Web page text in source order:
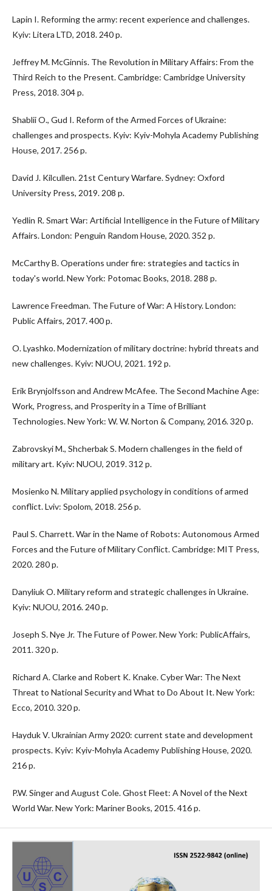
Lapin I. Reforming the army: recent experience and challenges.
Kyiv: Litera LTD, 2018. 240 p.
Jeffrey M. McGinnis. The Revolution in Military Affairs: From the
Third Reich to the Present. Cambridge: Cambridge University
Press, 2018. 304 p.
Shablii O., Gud I. Reform of the Armed Forces of Ukraine:
challenges and prospects. Kyiv: Kyiv-Mohyla Academy Publishing
House, 2017. 256 p.
David J. Kilcullen. 21st Century Warfare. Sydney: Oxford
University Press, 2019. 208 p.
Yedlin R. Smart War: Artificial Intelligence in the Future of Military
Affairs. London: Penguin Random House, 2020. 352 p.
McCarthy B. Operations under fire: strategies and tactics in
today's world. New York: Potomac Books, 2018. 288 p.
Lawrence Freedman. The Future of War: A History. London:
Public Affairs, 2017. 400 p.
O. Lyashko. Modernization of military doctrine: hybrid threats and
new challenges. Kyiv: NUOU, 2021. 192 p.
Erik Brynjolfsson and Andrew McAfee. The Second Machine Age:
Work, Progress, and Prosperity in a Time of Brilliant
Technologies. New York: W. W. Norton & Company, 2016. 320 p.
Zabrovskyi M., Shcherbak S. Modern challenges in the field of
military art. Kyiv: NUOU, 2019. 312 p.
Mosienko N. Military applied psychology in conditions of armed
conflict. Lviv: Spolom, 2018. 256 p.
Paul S. Charrett. War in the Name of Robots: Autonomous Armed
Forces and the Future of Military Conflict. Cambridge: MIT Press,
2020. 280 p.
Danyliuk O. Military reform and strategic challenges in Ukraine.
Kyiv: NUOU, 2016. 240 p.
Joseph S. Nye Jr. The Future of Power. New York: PublicAffairs,
2011. 320 p.
Richard A. Clarke and Robert K. Knake. Cyber War: The Next
Threat to National Security and What to Do About It. New York:
Ecco, 2010. 320 p.
Hayduk V. Ukrainian Army 2020: current state and development
prospects. Kyiv: Kyiv-Mohyla Academy Publishing House, 2020.
216 p.
P.W. Singer and August Cole. Ghost Fleet: A Novel of the Next
World War. New York: Mariner Books, 2015. 416 p.